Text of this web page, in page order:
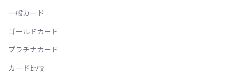
一般カード
ゴールドカード
プラチナカード
カード比較